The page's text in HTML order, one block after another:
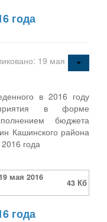
года
19 мая
в 2016 году
в форме
бюджета
Кашинского района
года
мая 2016
43 Кб
года